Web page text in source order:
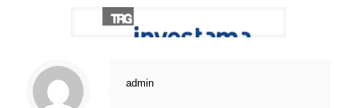
admin